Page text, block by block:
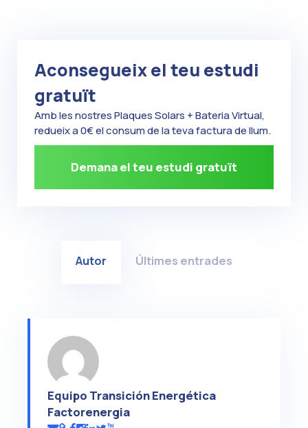
Aconsegueix el teu estudi
gratuït
Amb les nostres Plaques Solars + Bateria Virtual,
redueix a 0€ el consum de la teva factura de llum.
Demana el teu estudi gratuït
Autor Últimes entrades
Equipo Transición Energética
Factorenergia